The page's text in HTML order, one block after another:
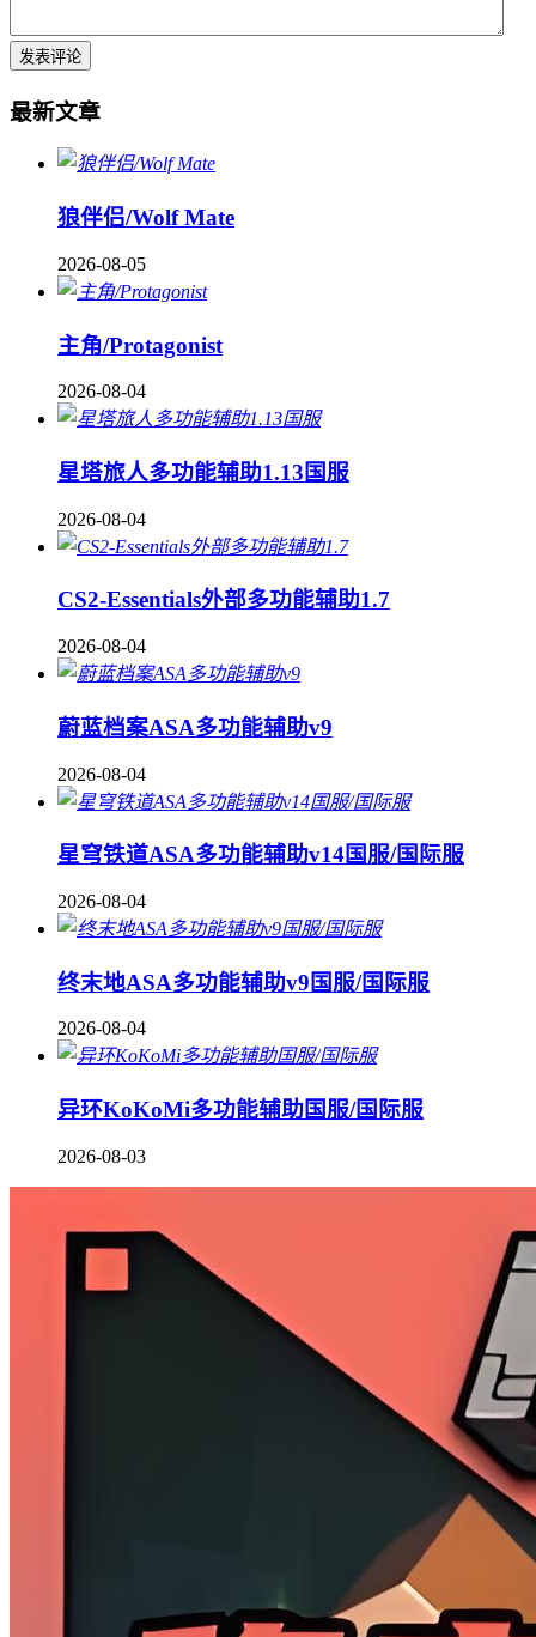
最新文章
狼伴侣/Wolf Mate
2026-08-05
主角/Protagonist
2026-08-04
星塔旅人多功能辅助1.13国服
2026-08-04
CS2-Essentials外部多功能辅助1.7
2026-08-04
蔚蓝档案ASA多功能辅助v9
2026-08-04
星穹铁道ASA多功能辅助v14国服/国际服
2026-08-04
终末地ASA多功能辅助v9国服/国际服
2026-08-04
异环KoKoMi多功能辅助国服/国际服
2026-08-03